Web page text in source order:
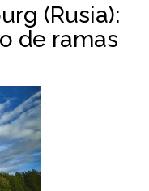
(Rusia):
de ramas